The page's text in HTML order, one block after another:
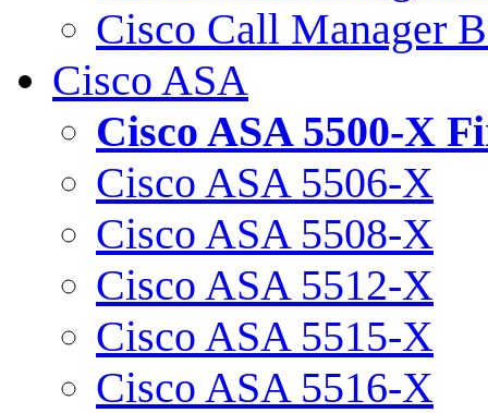
Cisco Call Manager
Cisco ASA
Cisco ASA 5500-X
Cisco ASA 5506-X
Cisco ASA 5508-X
Cisco ASA 5512-X
Cisco ASA 5515-X
Cisco ASA 5516-X